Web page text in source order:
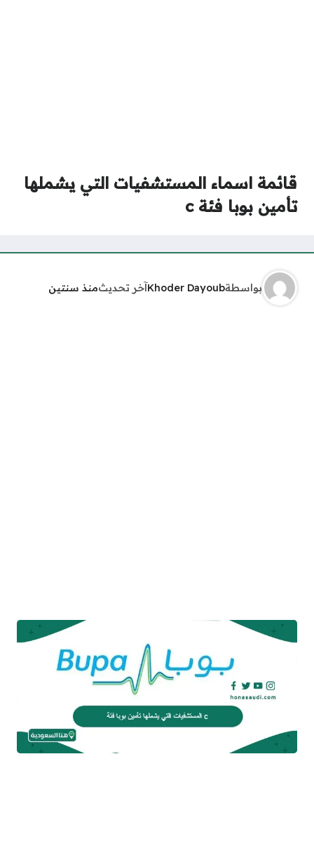
قائمة اسماء المستشفيات التي يشملها
تأمين بوبا فئة c
بواسطةKhoder Dayoubآخر تحديثمنذ سنتين